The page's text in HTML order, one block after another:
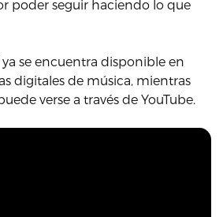
poder seguir haciendo lo que
ya se encuentra disponible en
digitales de música, mientras
verse a través de YouTube.